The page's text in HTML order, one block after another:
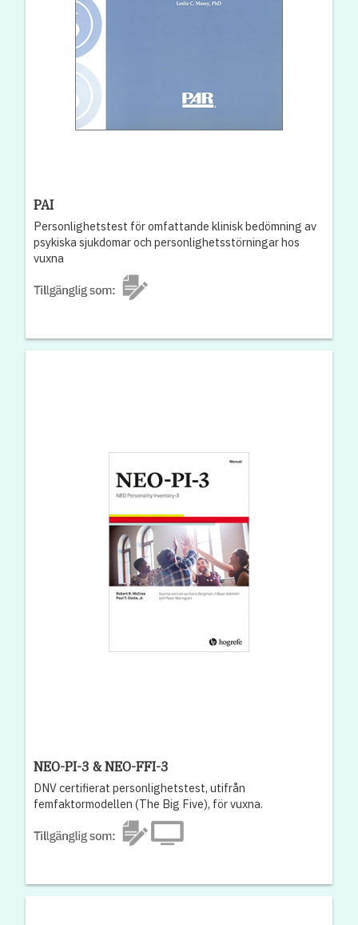
PAI
Personlighetstest för omfattande klinisk bedömning av
psykiska sjukdomar och personlighetsstörningar hos
vuxna
NEO-PI-3 & NEO-FFI-3
DNV certifierat personlighetstest, utifrån
femfaktormodellen (The Big Five), för vuxna.